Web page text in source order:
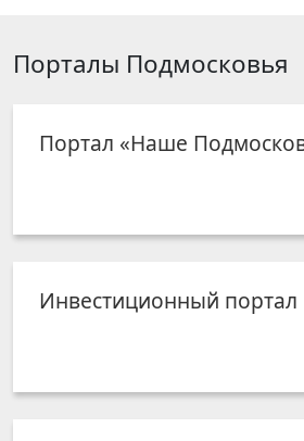
Порталы Подмосковья
Портал «Наше
Инвестиционный портал